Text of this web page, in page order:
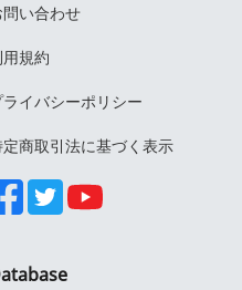
問い合わせ
規約
ライバシーポリシー
商取引法に基づく表示